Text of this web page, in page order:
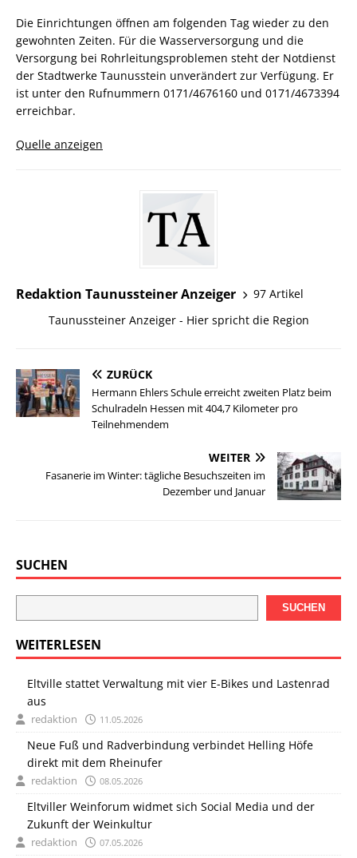
Die Einrichtungen öffnen am folgenden Tag wieder zu den
gewohnten Zeiten. Für die Wasserversorgung und die
Versorgung bei Rohrleitungsproblemen steht der Notdienst
der Stadtwerke Taunusstein unverändert zur Verfügung. Er
ist unter den Rufnummern 0171/4676160 und 0171/4673394
erreichbar.
Quelle anzeigen
Redaktion Taunussteiner Anzeiger
97 Artikel
Taunussteiner Anzeiger - Hier spricht die Region
ZURÜCK
Hermann Ehlers Schule erreicht zweiten Platz beim
Schulradeln Hessen mit 404,7 Kilometer pro
Teilnehmendem
WEITER
Fasanerie im Winter: tägliche Besuchszeiten im
Dezember und Januar
SUCHEN
SUCHEN
WEITERLESEN
Eltville stattet Verwaltung mit vier E-Bikes und Lastenrad
aus
redaktion 11.05.2026
Neue Fuß und Radverbindung verbindet Helling Höfe
direkt mit dem Rheinufer
redaktion 08.05.2026
Eltviller Weinforum widmet sich Social Media und der
Zukunft der Weinkultur
redaktion 07.05.2026